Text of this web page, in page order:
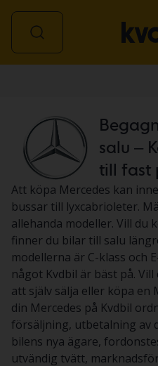
salu –
till fast
Att köpa Mercedes kan
bussar till lyxcabrioleter.
allehanda modeller. Vill du
finner du bilar till salu
modellerna är C-klass och
något Kvdbil är bäst på.
att själv sälja eller köpa en
din Mercedes på Kvdbil
försäljning, utbetalning av
bilens nya ägare,
utvändig tvätt,